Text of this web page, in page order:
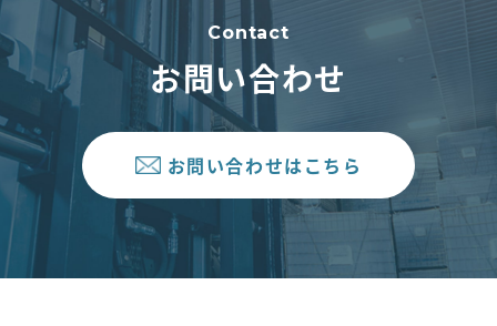
Contact
お問い合わせ
お問い合わせはこちら